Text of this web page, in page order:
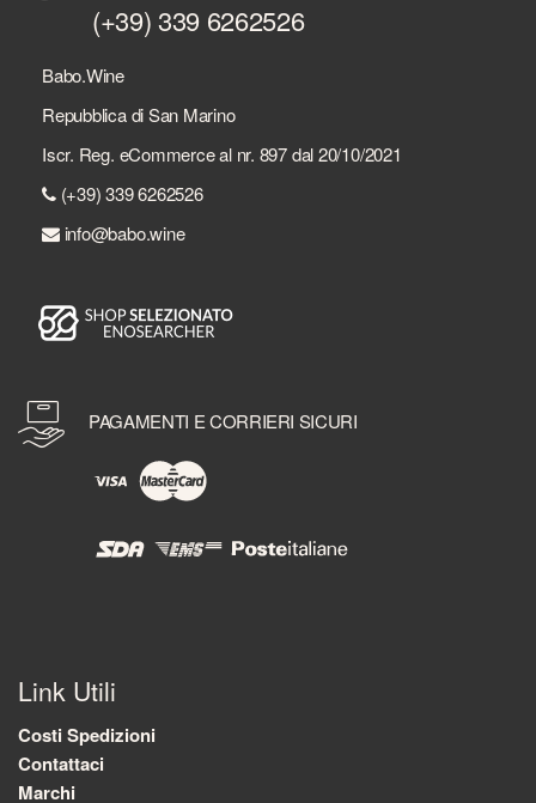
(+39) 339 6262526
Babo.Wine
Repubblica di San Marino
Iscr. Reg. eCommerce al nr. 897 dal 20/10/2021
(+39) 339 6262526
info@babo.wine
PAGAMENTI E CORRIERI SICURI
Link Utili
Costi Spedizioni
Contattaci
Marchi